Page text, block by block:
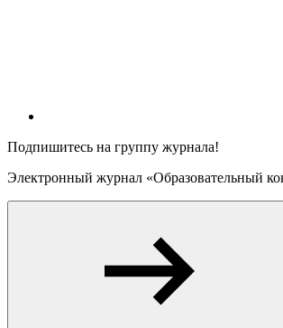
Подпишитесь на группу журнала!
Электронный журнал «Образовательный